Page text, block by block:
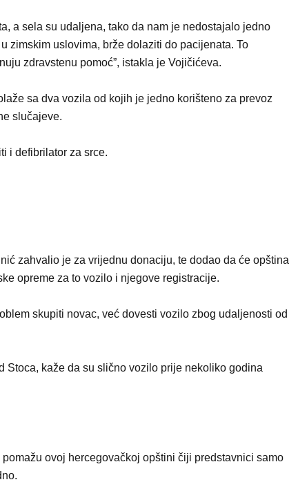
a sela su udaljena, tako da nam je nedostajalo jedno
zimskim uslovima, brže dolaziti do pacijenata. To
zdravstenu pomoć”, istakla je Vojičićeva.
sa dva vozila od kojih je jedno korišteno za prevoz
slučajeve.
i defibrilator za srce.
zahvalio je za vrijednu donaciju, te dodao da će opština
opreme za to vozilo i njegove registracije.
skupiti novac, već dovesti vozilo zbog udaljenosti od
Stoca, kaže da su slično vozilo prije nekoliko godina
ovoj hercegovačkoj opštini čiji predstavnici samo